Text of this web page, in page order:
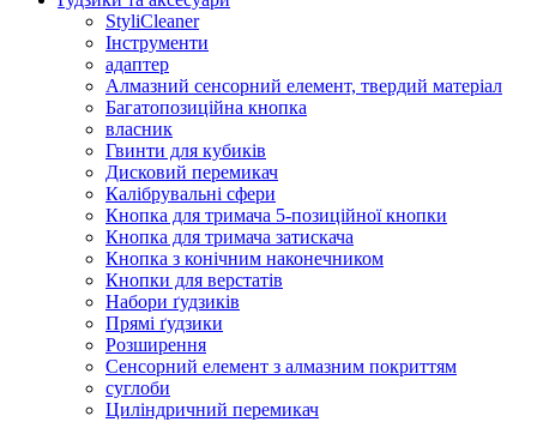
StyliCleaner
Інструменти
адаптер
Алмазний сенсорний елемент, твердий матеріал
Багатопозиційна кнопка
власник
Гвинти для кубиків
Дисковий перемикач
Калібрувальні сфери
Кнопка для тримача 5-позиційної кнопки
Кнопка для тримача затискача
Кнопка з конічним наконечником
Кнопки для верстатів
Набори ґудзиків
Прямі ґудзики
Розширення
Сенсорний елемент з алмазним покриттям
суглоби
Циліндричний перемикач